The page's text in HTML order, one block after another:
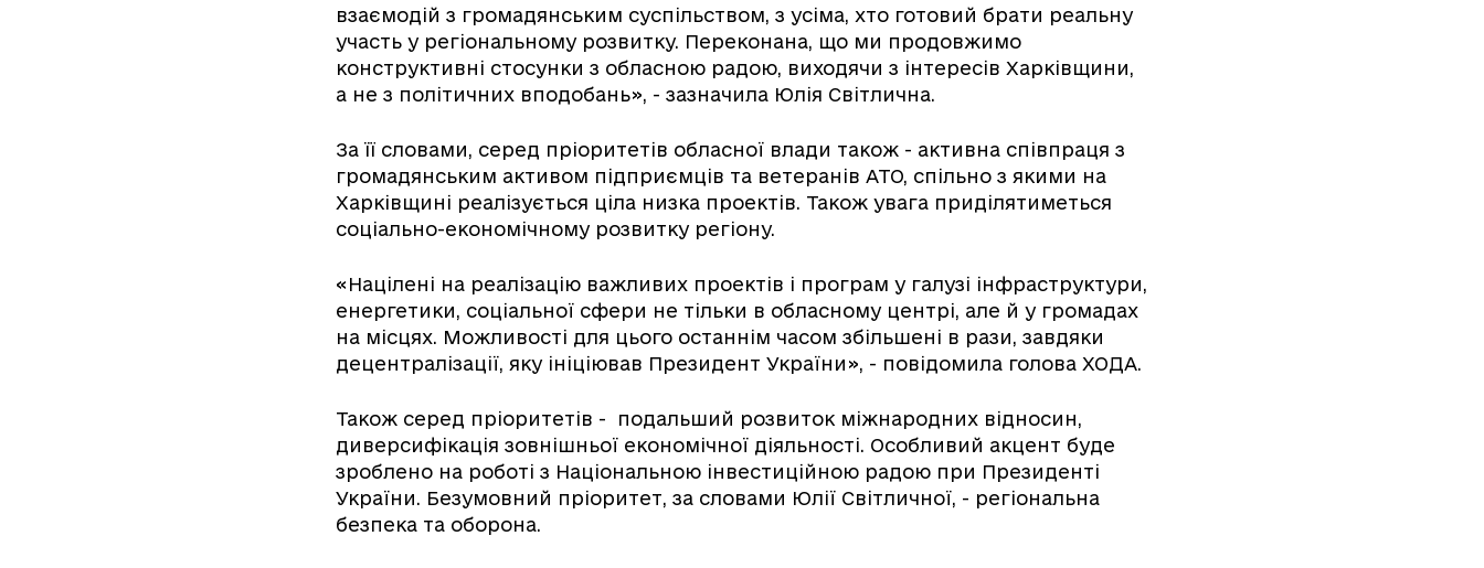
взаємодій з громадянським суспільством, з усіма, хто готовий брати реальну
участь у регіональному розвитку. Переконана, що ми продовжимо
конструктивні стосунки з обласною радою, виходячи з інтересів Харківщини,
а не з політичних вподобань», - зазначила Юлія Світлична.
За її словами, серед пріоритетів обласної влади також - активна співпраця з
громадянським активом підприємців та ветеранів АТО, спільно з якими на
Харківщині реалізується ціла низка проектів. Також увага приділятиметься
соціально-економічному розвитку регіону.
«Націлені на реалізацію важливих проектів і програм у галузі інфраструктури,
енергетики, соціальної сфери не тільки в обласному центрі, але й у громадах
на місцях. Можливості для цього останнім часом збільшені в рази, завдяки
децентралізації, яку ініціював Президент України», - повідомила голова ХОДА.
Також серед пріоритетів - подальший розвиток міжнародних відносин,
диверсифікація зовнішньої економічної діяльності. Особливий акцент буде
зроблено на роботі з Національною інвестиційною радою при Президенті
України. Безумовний пріоритет, за словами Юлії Світличної, - регіональна
безпека та оборона.